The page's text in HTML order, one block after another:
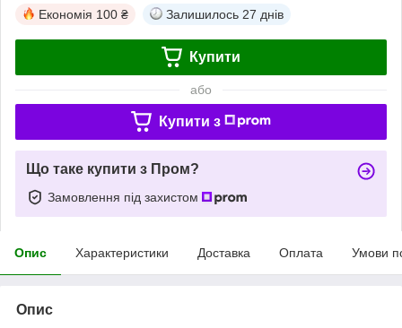
Економія 100 ₴ Залишилось 27 днів
Купити
або
Купити з
Що таке купити з Пром?
Замовлення під захистом
Опис Характеристики Доставка Оплата Умови
Опис